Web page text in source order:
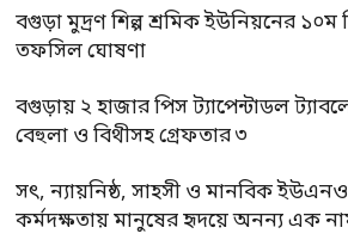
বগুড়া মুদ্রণ শিল্প শ্রমিক ইউনিয়নের ১০ম
তফসিল ঘোষণা
বগুড়ায় ২ হাজার পিস ট্যাপেন্টাডল
বেহুলা ও বিথীসহ গ্রেফতার ৩
সৎ, ন্যায়নিষ্ঠ, সাহসী ও মানবিক ইউএনও
কর্মদক্ষতায় মানুষের হৃদয়ে অনন্য এক